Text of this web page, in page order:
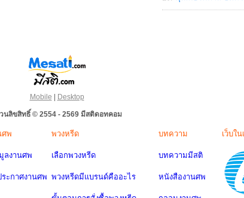
Mobile | Desktop
นลิขสิทธิ์ © 2554 - 2569 มีสติดอทคอม
ศพ
ลงานศพ
ระกาศงานศพ
พวงหรีด
เลือกพวงหรีด
พวงหรีดมีแบรนด์คืออะไร
บทความ
บทความมีสติ
หนังสืองานศพ
เว็บใน